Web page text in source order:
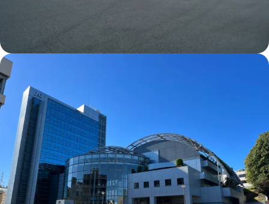
Kyotanabe Centre